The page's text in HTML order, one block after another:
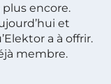
encore.
et
a à offrir.
membre.